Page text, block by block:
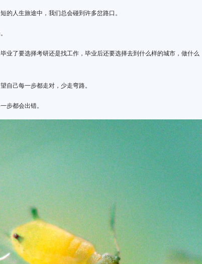
的人生旅途中，我们总会碰到许多岔路口。
业了要选择考研还是找工作，毕业后还要选择去到什么样的城市，做什么
自己每一步都走对，少走弯路。
步都会出错。